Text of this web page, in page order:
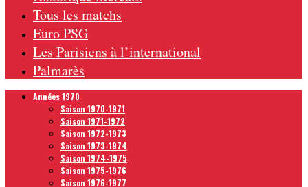
Tous les matchs
Euro PSG
Les Parisiens à l’international
Palmarès
Années 1970
Saison 1970-1971
Saison 1971-1972
Saison 1972-1973
Saison 1973-1974
Saison 1974-1975
Saison 1975-1976
Saison 1976-1977